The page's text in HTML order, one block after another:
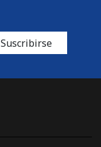
Suscribirse